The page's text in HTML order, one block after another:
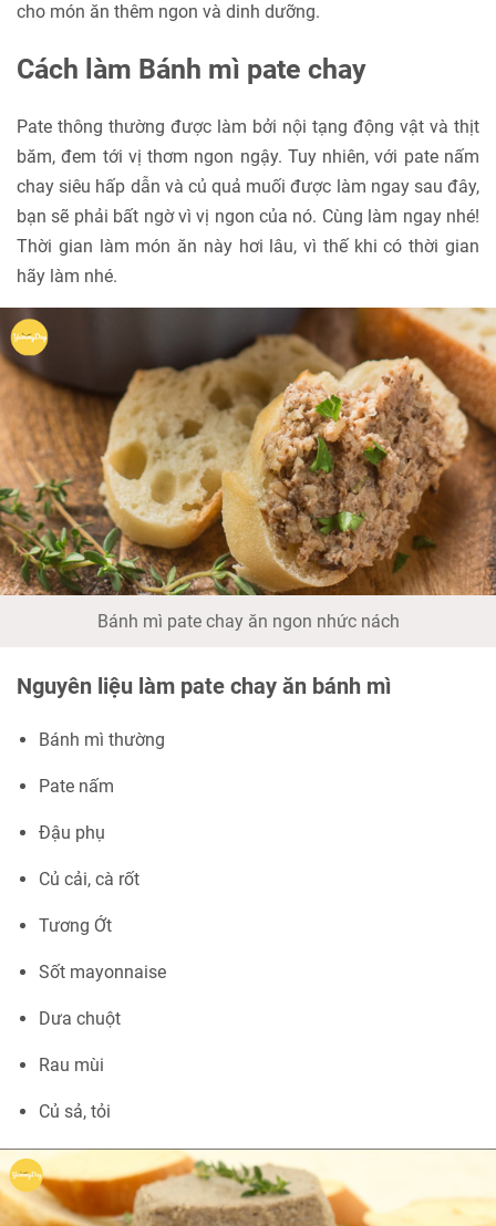
cho món ăn thêm ngon và dinh dưỡng.
Cách làm Bánh mì pate chay
Pate thông thường được làm bởi nội tạng động vật và thịt
băm, đem tới vị thơm ngon ngậy. Tuy nhiên, với pate nấm
chay siêu hấp dẫn và củ quả muối được làm ngay sau đây,
bạn sẽ phải bất ngờ vì vị ngon của nó. Cùng làm ngay nhé!
Thời gian làm món ăn này hơi lâu, vì thế khi có thời gian
hãy làm nhé.
Bánh mì pate chay ăn ngon nhức nách
Nguyên liệu làm pate chay ăn bánh mì
Bánh mì thường
Pate nấm
Đậu phụ
Củ cải, cà rốt
Tương Ớt
Sốt mayonnaise
Dưa chuột
Rau mùi
Củ sả, tỏi